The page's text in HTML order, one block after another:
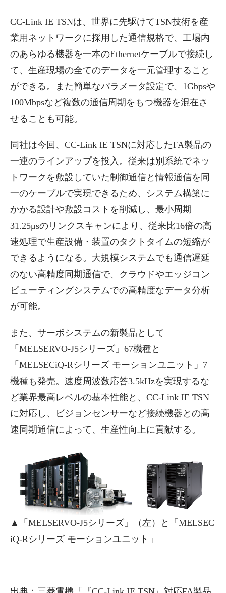
CC-Link IE TSNは、世界に先駆けてTSN技術を産
業用ネットワークに採用した通信規格で、工場内
のあらゆる機器を一本のEthernetケーブルで接続し
て、生産現場の全てのデータを一元管理すること
ができる。また簡単なパラメータ設定で、1Gbpsや
100Mbpsなど複数の通信周期をもつ機器を混在さ
せることも可能。
同社は今回、CC-Link IE TSNに対応したFA製品の
一連のラインアップを投入。従来は別系統でネッ
トワークを敷設していた制御通信と情報通信を同
一のケーブルで実現できるため、システム構築に
かかる設計や敷設コストを削減し、最小周期
31.25μsのリンクスキャンにより、従来比16倍の高
速処理で生産設備・装置のタクトタイムの短縮が
できるようになる。大規模システムでも通信遅延
のない高精度同期通信で、クラウドやエッジコン
ピューティングシステムでの高精度なデータ分析
が可能。
また、サーボシステムの新製品として
「MELSERVO-J5シリーズ」67機種と
「MELSECiQ-Rシリーズ モーションユニット」7
機種も発売。速度周波数応答3.5kHzを実現するな
ど業界最高レベルの基本性能と、CC-Link IE TSN
に対応し、ビジョンセンサーなど接続機器との高
速同期通信によって、生産性向上に貢献する。
▲「MELSERVO-J5シリーズ」（左）と「MELSEC
iQ-Rシリーズ モーションユニット」